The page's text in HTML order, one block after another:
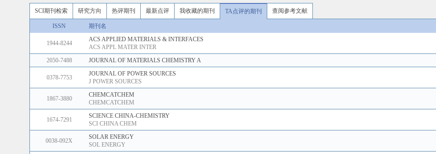
SCI期刊检索 研究方向 热评期刊 最新点评 我收藏的期刊 TA点评的期刊 查阅参考文献
ISSN 期刊名
1944-8244
ACS APPLIED MATERIALS & INTERFACES
ACS APPL MATER INTER
2050-7488 JOURNAL OF MATERIALS CHEMISTRY A
0378-7753
JOURNAL OF POWER SOURCES
J POWER SOURCES
1867-3880
CHEMCATCHEM
CHEMCATCHEM
1674-7291
SCIENCE CHINA-CHEMISTRY
SCI CHINA CHEM
0038-092X
SOLAR ENERGY
SOL ENERGY